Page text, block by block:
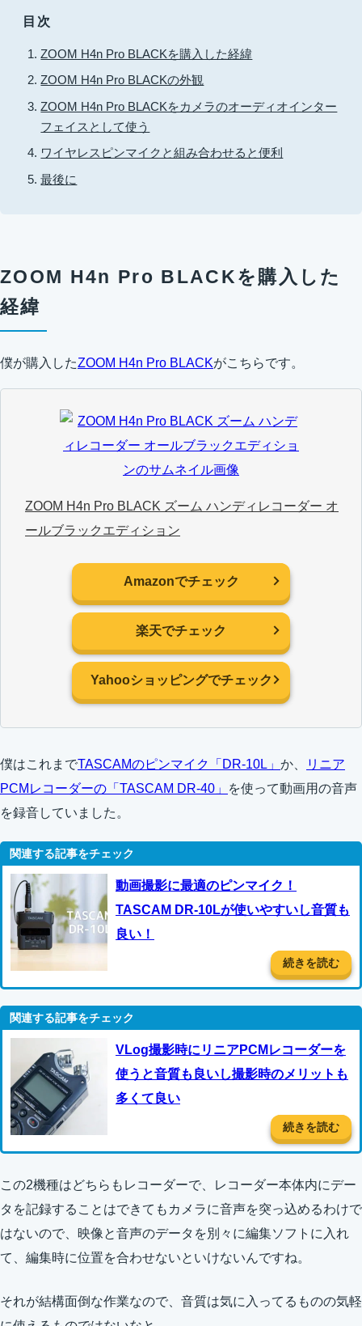
目次
ZOOM H4n Pro BLACKを購入した経緯
ZOOM H4n Pro BLACKの外観
ZOOM H4n Pro BLACKをカメラのオーディオインター
フェイスとして使う
ワイヤレスピンマイクと組み合わせると便利
最後に
ZOOM H4n Pro BLACKを購入した
経緯
僕が購入したZOOM H4n Pro BLACKがこちらです。
ZOOM H4n Pro BLACK ズーム ハンディレコーダー オ
ールブラックエディション
Amazonでチェック
楽天でチェック
Yahooショッピングでチェック
僕はこれまでTASCAMのピンマイク「DR-10L」 か、
リニア
PCMレコーダーの「TASCAM DR-40」
を使って動画用の音声
を録音していました。
動画撮影に最適のピンマイク！
TASCAM DR-10Lが使いやすいし音質も
良い！
続きを読む
VLog撮影時にリニアPCMレコーダーを
使うと音質も良いし撮影時のメリットも
多くて良い
続きを読む
この2機種はどちらもレコーダーで、レコーダー本体内にデー
タを記録することはできてもカメラに音声を突っ込めるわけで
はないので、映像と音声のデータを別々に編集ソフトに入れ
て、編集時に位置を合わせないといけないんですね。
それが結構面倒な作業なので、音質は気に入ってるものの気軽